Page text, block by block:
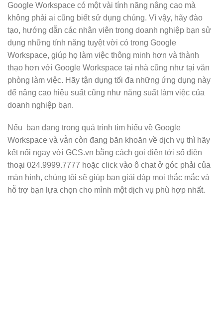
Google Workspace có một vài tính năng nâng cao mà
không phải ai cũng biết sử dụng chúng. Vì vậy, hãy đào
tạo, hướng dẫn các nhân viên trong doanh nghiệp bạn sử
dụng những tính năng tuyệt vời có trong Google
Workspace, giúp họ làm việc thông minh hơn và thành
thạo hơn với Google Workspace tại nhà cũng như tại văn
phòng làm việc. Hãy tận dụng tối đa những ứng dụng này
để nâng cao hiệu suất cũng như năng suất làm việc của
doanh nghiệp bạn.
Nếu bạn đang trong quá trình tìm hiểu về Google
Workspace và vẫn còn đang băn khoăn về dịch vụ thì hãy
kết nối ngay với GCS.vn bằng cách gọi điện tới số điện
thoại 024.9999.7777 hoặc click vào ô chat ở góc phải của
màn hình, chúng tôi sẽ giúp bạn giải đáp mọi thắc mắc và
hỗ trợ bạn lựa chọn cho mình một dịch vụ phù hợp nhất.